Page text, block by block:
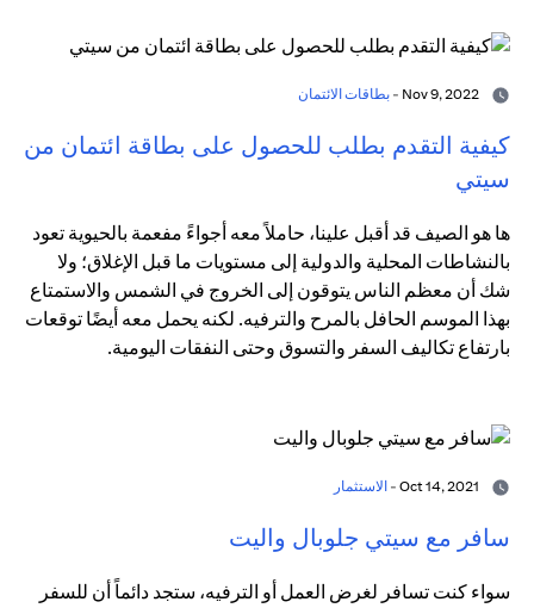
بطاقات الائتمان
كيفية التقدم بطلب للحصول على بطاقة ائتمان من
سيتي
ها هو الصيف قد أقبل علينا، حاملاً معه أجواءً مفعمة بالحيوية تعود
بالنشاطات المحلية والدولية إلى مستويات ما قبل الإغلاق؛ ولا
شك أن معظم الناس يتوقون إلى الخروج في الشمس والاستمتاع
بهذا الموسم الحافل بالمرح والترفيه. لكنه يحمل معه أيضًا توقعات
بارتفاع تكاليف السفر والتسوق وحتى النفقات اليومية.
الاستثمار
سافر مع سيتي جلوبال واليت
سواء كنت تسافر لغرض العمل أو الترفيه، ستجد دائماً أن للسفر